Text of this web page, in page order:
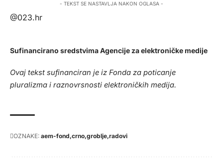
- TEKST SE NASTAVLJA NAKON OGLASA -
@023.hr
Sufinancirano sredstvima Agencije za elektroničke medije
Ovaj tekst sufinanciran je iz Fonda za poticanje
pluralizma i raznovrsnosti elektroničkih medija.
OZNAKE: aem-fond crno groblje radovi